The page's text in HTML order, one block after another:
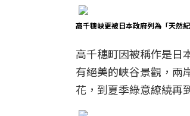
高千穗峽更被日本政府列為「天然
高千穗町因被稱作是日
有絕美的峽谷景觀，兩
花，到夏季綠意繚繞再